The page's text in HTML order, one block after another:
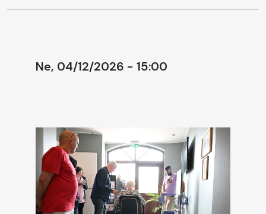
Ne, 04/12/2026 - 15:00